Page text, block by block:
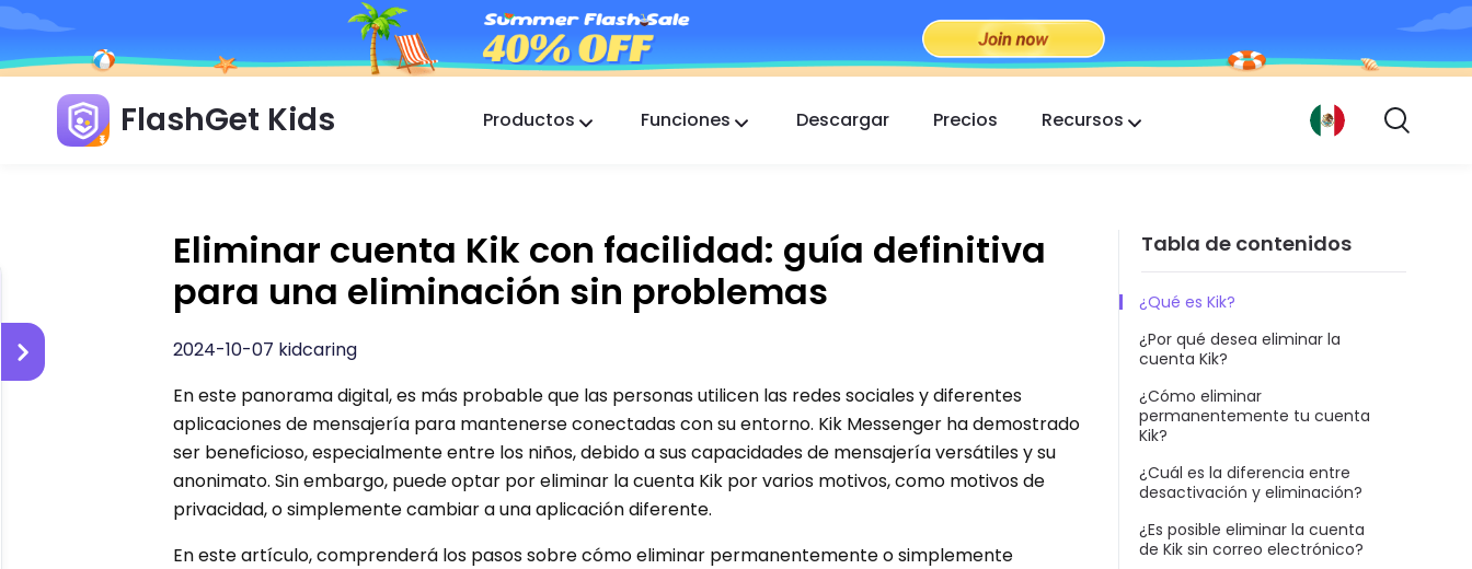
FlashGet Kids Productos
FlashGet Finder
La seguridad antirrobo de tu teléfono, nuestra
responsabilidad.
Funciones Descargar Precios Recursos
Eliminar cuenta Kik con facilidad: guía definitiva
para una eliminación sin problemas
2024-10-07 kidcaring
En este panorama digital, es más probable que las personas utilicen las redes sociales y diferentes
aplicaciones de mensajería para mantenerse conectadas con su entorno. Kik Messenger ha demostrado
ser beneficioso, especialmente entre los niños, debido a sus capacidades de mensajería versátiles y su
anonimato. Sin embargo, puede optar por eliminar la cuenta Kik por varios motivos, como motivos de
privacidad, o simplemente cambiar a una aplicación diferente.
En este artículo, comprenderá los pasos sobre cómo eliminar permanentemente o simplemente
Tabla de contenidos
¿Qué es Kik?
¿Por qué desea eliminar la
cuenta Kik?
¿Cómo eliminar
permanentemente tu cuenta
Kik?
¿Cuál es la diferencia entre
desactivación y eliminación?
¿Es posible eliminar la cuenta
de Kik sin correo electrónico?